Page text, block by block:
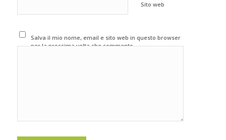
Sito web
Salva il mio nome, email e sito web in questo browser
per la prossima volta che commento.